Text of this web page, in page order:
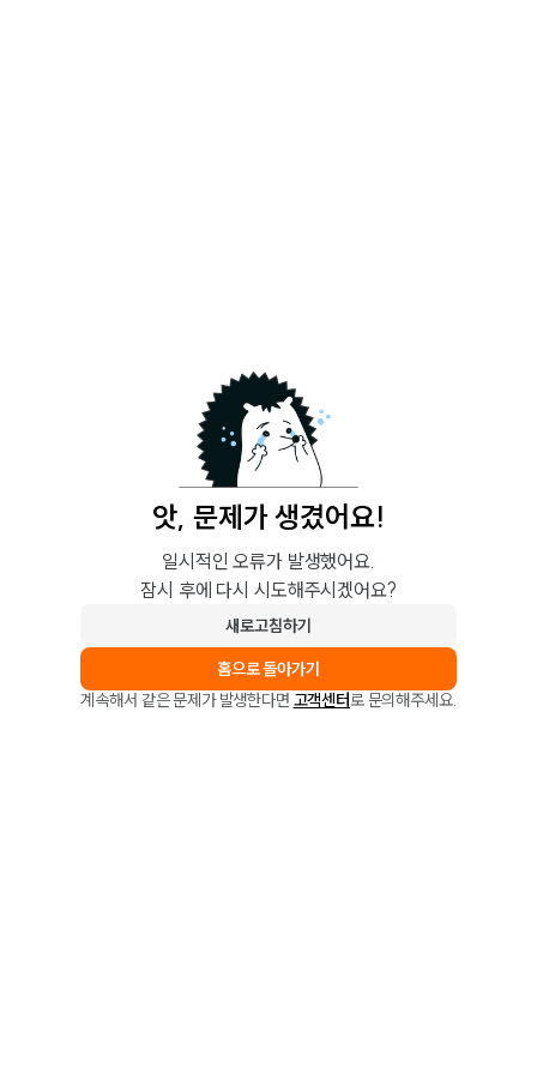
앗, 문제가 생겼어요!
일시적인 오류가 발생했어요.
잠시 후에 다시 시도해주시겠어요?
새로고침하기
홈으로 돌아가기
계속해서 같은 문제가 발생한다면 고객센터로 문의해주세요.